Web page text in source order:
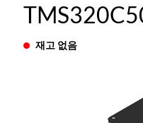
재고 없음